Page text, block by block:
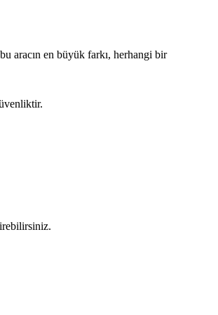
aracın en büyük farkı, herhangi bir